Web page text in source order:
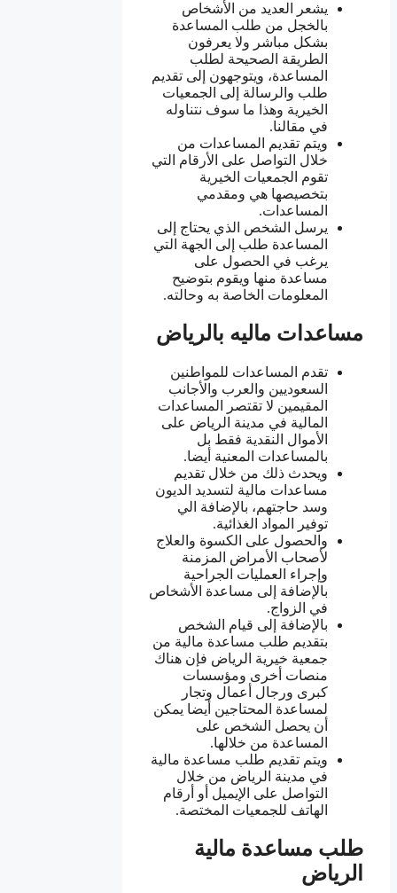
يشعر العديد من الأشخاص
بالخجل من طلب المساعدة
بشكل مباشر ولا يعرفون
الطريقة الصحيحة لطلب
المساعدة، ويتوجهون إلى تقديم
طلب والرسالة إلى الجمعيات
الخيرية وهذا ما سوف نتناوله
في مقالنا.
ويتم تقديم المساعدات من
خلال التواصل على الأرقام التي
تقوم الجمعيات الخيرية
بتخصيصها هي ومقدمي
المساعدات.
يرسل الشخص الذي يحتاج إلى
المساعدة طلب إلى الجهة التي
يرغب في الحصول على
مساعدة منها ويقوم بتوضيح
المعلومات الخاصة به وحالته.
مساعدات ماليه بالرياض
تقدم المساعدات للمواطنين
السعوديين والعرب والأجانب
المقيمين لا تقتصر المساعدات
المالية في مدينة الرياض على
الأموال النقدية فقط بل
بالمساعدات المعنية أيضا.
ويحدث ذلك من خلال تقديم
مساعدات مالية لتسديد الديون
وسد حاجتهم، بالإضافة الي
توفير المواد الغذائية.
والحصول على الكسوة والعلاج
لأصحاب الأمراض المزمنة
وإجراء العمليات الجراحية
بالإضافة إلى مساعدة الأشخاص
في الزواج.
بالإضافة إلى قيام الشخص
بتقديم طلب مساعدة مالية من
جمعية خيرية الرياض فإن هناك
منصات أخرى ومؤسسات
كبرى ورجال أعمال وتجار
لمساعدة المحتاجين أيضا يمكن
أن يحصل الشخص على
المساعدة من خلالها.
ويتم تقديم طلب مساعدة مالية
في مدينة الرياض من خلال
التواصل على الإيميل أو أرقام
الهاتف للجمعيات المختصة.
طلب مساعدة مالية
الرياض